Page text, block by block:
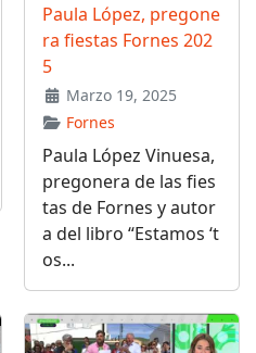
Paula López, pregone
ra fiestas Fornes 202
5
Marzo 19, 2025
Fornes
Paula López Vinuesa,
pregonera de las fies
tas de Fornes y autor
a del libro “Estamos ‘t
os...